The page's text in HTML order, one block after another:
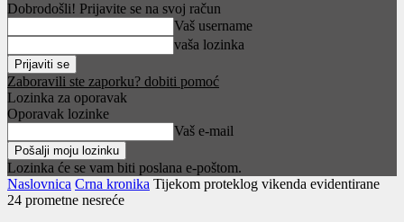
Dobrodošli! Prijavite se na svoj račun
Vaš username
vaša lozinka
Zaboravili ste zaporku? dobiti pomoć
Lozinka za oporavak
Oporavak lozinke
Vaš e-mail
Lozinka će se vam biti poslana e-poštom.
Naslovnica Crna kronika Tijekom proteklog vikenda evidentirane
24 prometne nesreće